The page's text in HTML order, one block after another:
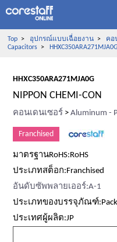
Top> อุปกรณ์แบบเฉื่อยงาน> คอ
Capacitors>
HHXC350ARA271MJA0G
NIPPON CHEMI-CON
คอนเดนเซอร์ >Aluminum -
Franchised
มาตรฐานRoHS:RoHS
ประเภทสต็อก:Franchised
อันดับซัพพลายเออร์:A-1
ประเภทของบรรจุภัณฑ์
ประเทศผู้ผลิต:JP